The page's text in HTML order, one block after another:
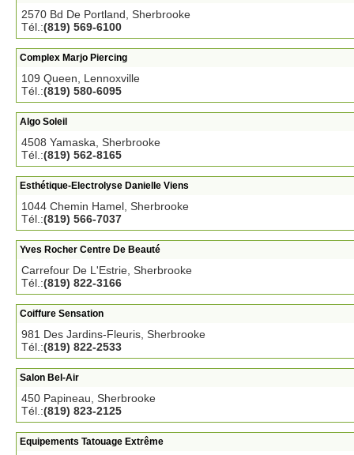
2570 Bd De Portland, Sherbrooke
Tél.:(819) 569-6100
Complex Marjo Piercing
109 Queen, Lennoxville
Tél.:(819) 580-6095
Algo Soleil
4508 Yamaska, Sherbrooke
Tél.:(819) 562-8165
Esthétique-Electrolyse Danielle Viens
1044 Chemin Hamel, Sherbrooke
Tél.:(819) 566-7037
Yves Rocher Centre De Beauté
Carrefour De L'Estrie, Sherbrooke
Tél.:(819) 822-3166
Coiffure Sensation
981 Des Jardins-Fleuris, Sherbrooke
Tél.:(819) 822-2533
Salon Bel-Air
450 Papineau, Sherbrooke
Tél.:(819) 823-2125
Equipements Tatouage Extrême